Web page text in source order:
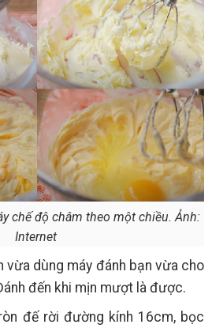
chế độ châm theo một chiều. Ảnh:
Internet
vừa dùng máy đánh bạn vừa cho
đến khi mịn mượt là được.
đế rời đường kính 16cm, bọc